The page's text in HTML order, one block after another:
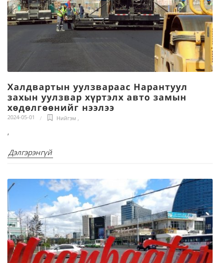
Халдвартын уулзвараас Нарантуул
захын уулзвар хүртэлх авто замын
хөдөлгөөнийг нээлээ
2024-05-01 Нийгэм ,
,
Дэлгэрэнгүй